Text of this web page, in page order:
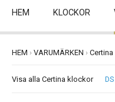
HEM KLOCKOR
HEM › VARUMÄRKEN › Certina
Visa alla Certina klockor